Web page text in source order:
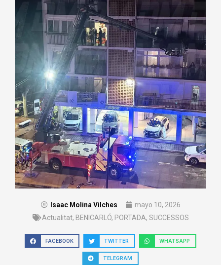
Isaac Molina Vilches
mayo 10, 2026
Actualitat, BENICARLÓ, PORTADA, SUCCESSOS
FACEBOOK TWITTER WHATSAPP
TELEGRAM